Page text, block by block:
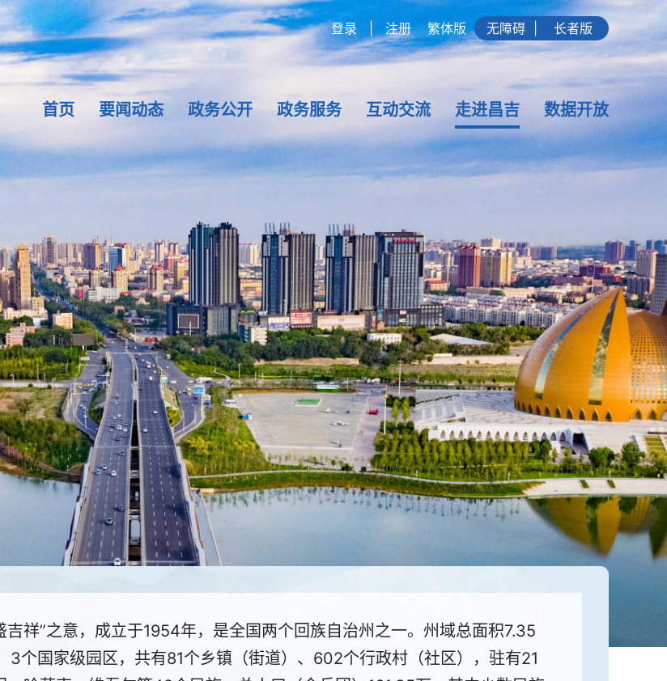
登录 注册 繁体版 无障碍 长者版
首页 要闻动态 政务公开 政务服务 互动交流 走进昌吉 数据开放
吉祥”之意，成立于1954年，是全国两个回族自治州之一。州域总面积7.35
3个国家级园区，共有81个乡镇（街道）、602个行政村（社区），驻有21